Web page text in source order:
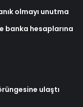
olmayı unutma
banka hesaplarına
ulaştı